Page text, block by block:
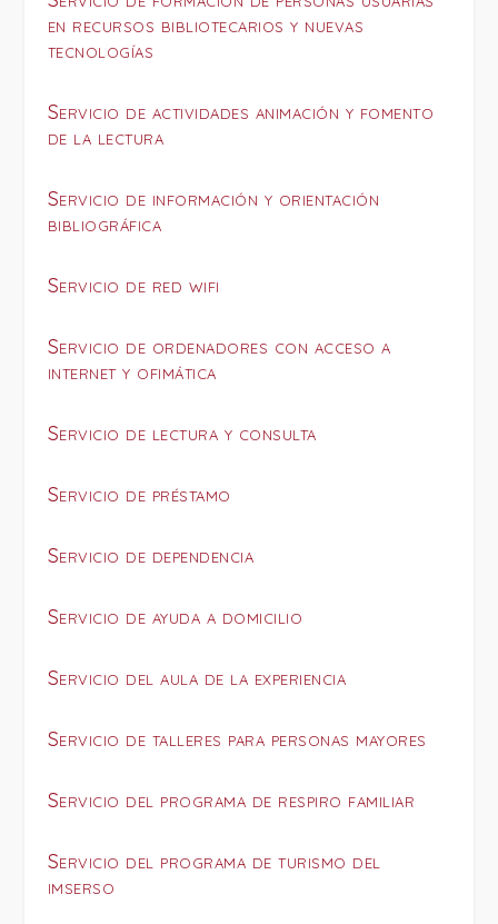
en recursos bibliotecarios y nuevas
tecnologías
Servicio de actividades animación y fomento
de la lectura
Servicio de información y orientación
bibliográfica
Servicio de red wifi
Servicio de ordenadores con acceso a
internet y ofimática
Servicio de lectura y consulta
Servicio de préstamo
Servicio de dependencia
Servicio de ayuda a domicilio
Servicio del aula de la experiencia
Servicio de talleres para personas mayores
Servicio del programa de respiro familiar
Servicio del programa de turismo del
imserso